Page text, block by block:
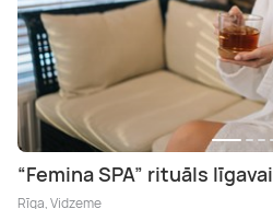
“Femina SPA” rituāls līgavai
Rīga, Vidzeme